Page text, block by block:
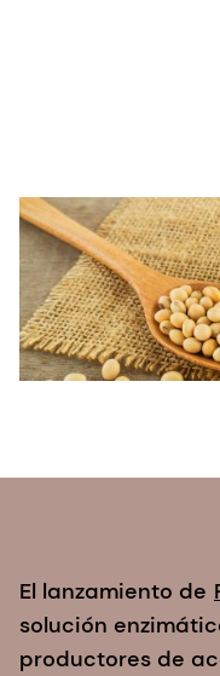
El lanzamiento de
solución
productores de